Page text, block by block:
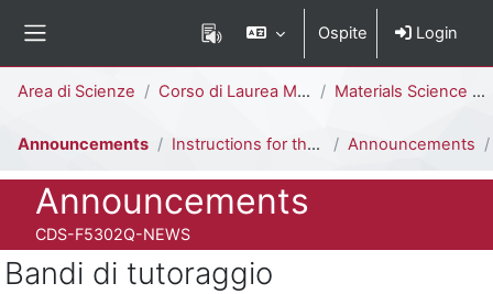
Ospite Login
Area di Scienze Corso di Laurea Magistrale Materials Science [F5302Q]
Announcements Instructions for the beginning of the semester Announcements
Titolo del corso
Announcements
Codice identificativo del corso
CDS-F5302Q-NEWS
Bandi di tutoraggio